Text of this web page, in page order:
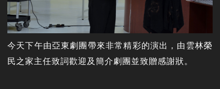
今天下午由亞東劇團帶來非常精彩的演出，由雲林榮
民之家主任致詞歡迎及簡介劇團並致贈感謝狀。